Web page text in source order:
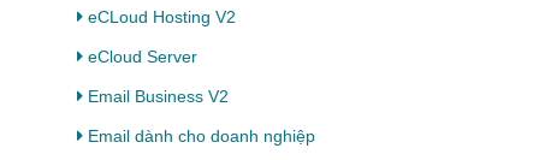
eCLoud Hosting V2
eCloud Server
Email Business V2
Email dành cho doanh nghiệp